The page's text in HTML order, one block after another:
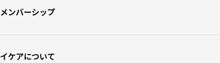
メンバーシップ
イケアについて